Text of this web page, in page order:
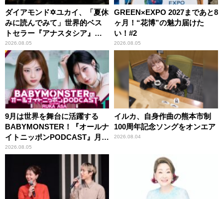
ダイアモンド✡ユカイ、「夏休
みに読んでみて」世界的ベス
トセラー『アナスタシア』を
紹介
2026.08.05
GREEN×EXPO 2027まであと8
ヶ月！“花博”の魅力届けた
い！#2
2026.08.05
9月は世界を舞台に活躍する
BABYMONSTER！『オールナ
イトニッポンPODCAST』月替
わりパーソナリティ
2026.08.05
イルカ、自身作曲の熊本市制
100周年記念ソングをオンエア
2026.08.04